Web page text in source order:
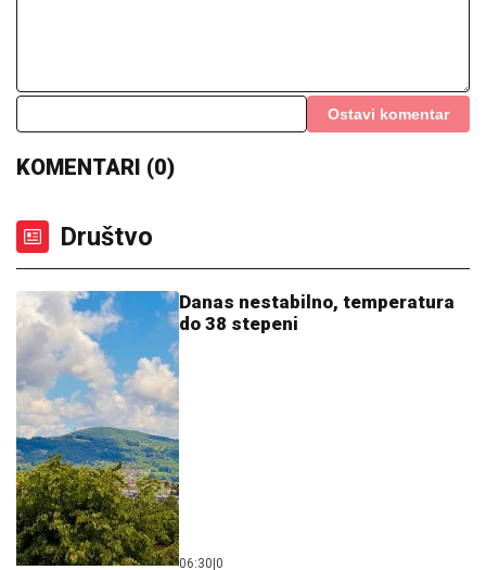
Ostavi komentar
KOMENTARI (0)
Društvo
Danas nestabilno, temperatura
do 38 stepeni
06:30 0